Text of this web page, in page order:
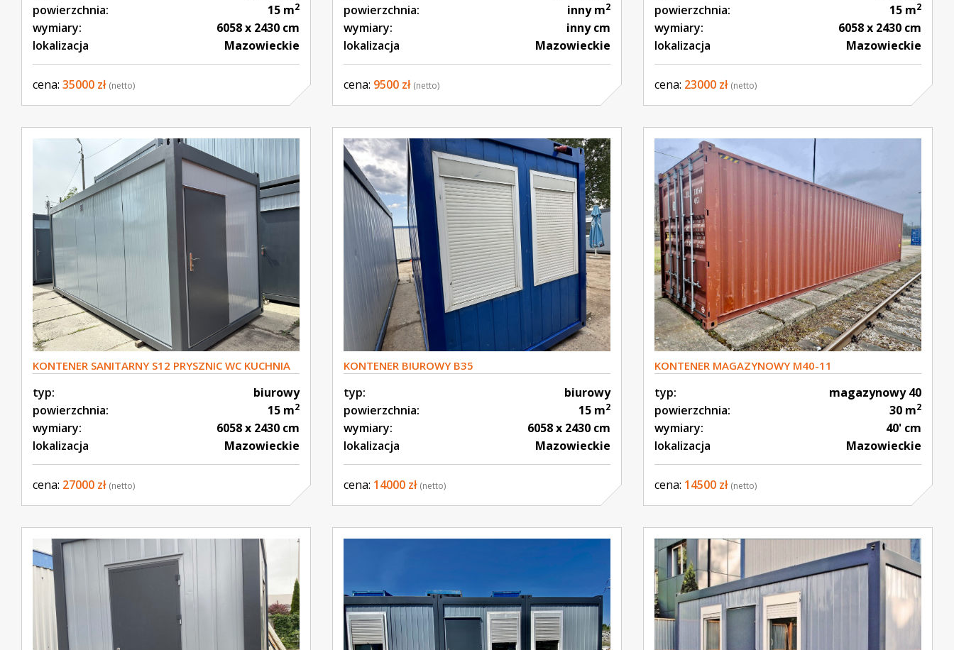
powierzchnia:
15 m2
wymiary:
6058 x 2430 cm
lokalizacja
Mazowieckie
cena: 35000 zł (netto)
powierzchnia:
inny m2
wymiary:
inny cm
lokalizacja
Mazowieckie
cena: 9500 zł (netto)
powierzchnia:
15 m2
wymiary:
6058 x 2430 cm
lokalizacja
Mazowieckie
cena: 23000 zł (netto)
KONTENER SANITARNY S12 PRYSZNIC WC KUCHNIA
typ:
biurowy
powierzchnia:
15 m2
wymiary:
6058 x 2430 cm
lokalizacja
Mazowieckie
cena: 27000 zł (netto)
KONTENER BIUROWY B35
typ:
biurowy
powierzchnia:
15 m2
wymiary:
6058 x 2430 cm
lokalizacja
Mazowieckie
cena: 14000 zł (netto)
KONTENER MAGAZYNOWY M40-11
typ:
magazynowy 40
powierzchnia:
30 m2
wymiary:
40' cm
lokalizacja
Mazowieckie
cena: 14500 zł (netto)